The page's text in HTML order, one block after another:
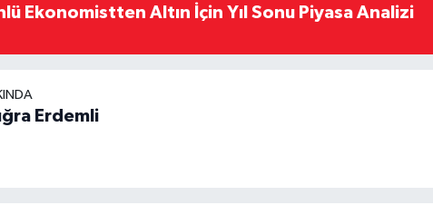
Ekonomistten Altın İçin Yıl Sonu Piyasa Analizi
Erdemli